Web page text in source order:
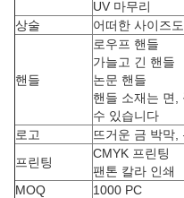
UV 마무리
상술
어떠한 사이즈
핸들
로우프 핸들
가늘고 긴 핸들
논문 핸들
핸들 소재는 면,
수 있습니다
로고
뜨거운 금 박막,
프린팅
CMYK 프린팅
팬톤 칼라 인쇄
MOQ
1000 PC